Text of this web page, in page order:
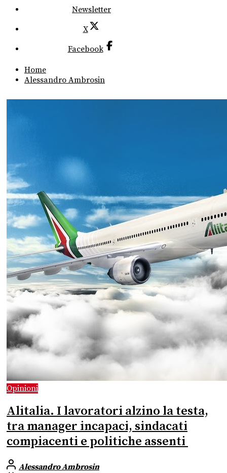
Newsletter
X
Facebook
Home
Alessandro Ambrosin
Opinioni
Alitalia. I lavoratori alzino la testa,
tra manager incapaci, sindacati
compiacenti e politiche assenti
Alessandro Ambrosin